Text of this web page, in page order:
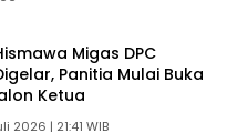
Migas DPC
Panitia Mulai Buka
Ketua
2026 | 21:41 WIB